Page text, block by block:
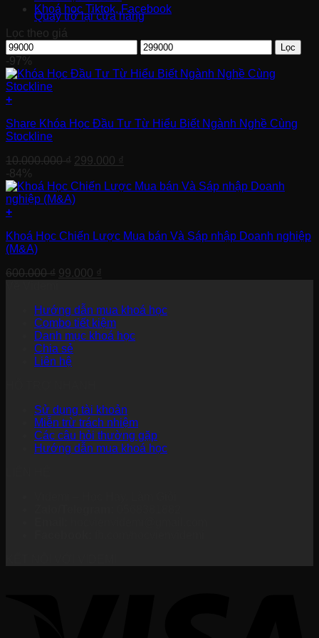
Quay trở lại cửa hàng
Khoá học Tiktok, Facebook
Lọc theo giá
Giá
tối
thiểu
Giá
tối
đa
Lọc
-97%
+
Share Khóa Học Đầu Tư Từ Hiểu Biết Ngành Nghề Cùng
Stockline
10.000.000₫ Giá
là:
10.000.000 ₫.
299.000 ₫
tại
-84%
+
Khoá Học Chiến Lược Mua bán Và Sáp nhập Doanh nghiệp
(M&A)
600.000₫ Giá
600.000 ₫.
99.000 ₫
là:
99.000 ₫.
Hướng dẫn mua khoá học
Combo tiết kiệm
Danh mục khoá học
Chia sẻ
Liên hệ
Sử dụng tài khoản
Miễn trừ trách nhiệm
Các câu hỏi thường gặp
Hướng dẫn mua khoá học